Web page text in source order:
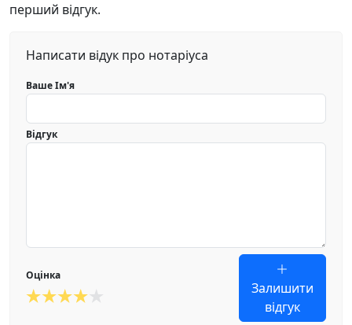
перший відгук.
Написати відук про нотаріуса
Ваше Ім'я
Відгук
Оцінка
Залишити
відгук